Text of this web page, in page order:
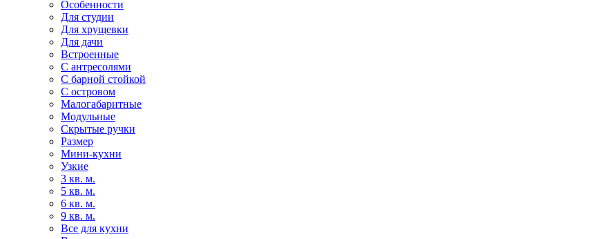
Особенности
Для студии
Для хрущевки
Для дачи
Встроенные
С антресолями
С барной стойкой
С островом
Малогабаритные
Модульные
Скрытые ручки
Размер
Мини-кухни
Узкие
3 кв. м.
5 кв. м.
6 кв. м.
9 кв. м.
Все для кухни